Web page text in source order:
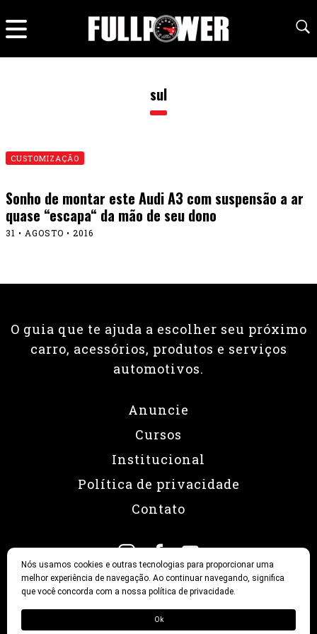
sul
CUSTOMIZAÇÃO
Sonho de montar este Audi A3 com suspensão a ar
quase “escapa“ da mão de seu dono
31 • AGOSTO • 2016
O guia que te ajuda a escolher seu próximo
carro, acessórios, produtos e serviços
automotivos.
Anuncie
Cursos
Institucional
Política de privacidade
Contato
Nós usamos cookies e outras tecnologias para proporcionar uma
melhor experiência de navegação. Ao continuar navegando, significa
que você concorda com a nossa política de privacidade.
Ok